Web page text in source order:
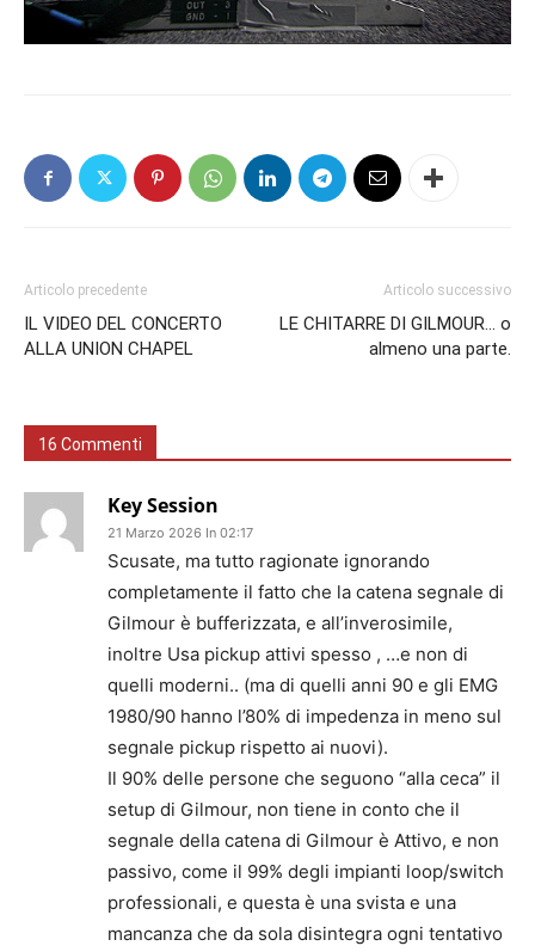
Articolo precedente
IL VIDEO DEL CONCERTO
ALLA UNION CHAPEL
Articolo successivo
LE CHITARRE DI GILMOUR… o
almeno una parte.
16 Commenti
Key Session
21 Marzo 2026 In 02:17
Scusate, ma tutto ragionate ignorando
completamente il fatto che la catena segnale di
Gilmour è bufferizzata, e all’inverosimile,
inoltre Usa pickup attivi spesso , …e non di
quelli moderni.. (ma di quelli anni 90 e gli EMG
1980/90 hanno l’80% di impedenza in meno sul
segnale pickup rispetto ai nuovi).
Il 90% delle persone che seguono “alla ceca” il
setup di Gilmour, non tiene in conto che il
segnale della catena di Gilmour è Attivo, e non
passivo, come il 99% degli impianti loop/switch
professionali, e questa è una svista e una
mancanza che da sola disintegra ogni tentativo